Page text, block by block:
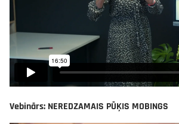
Vebinārs: NEREDZAMAIS PŪĶIS MOBINGS